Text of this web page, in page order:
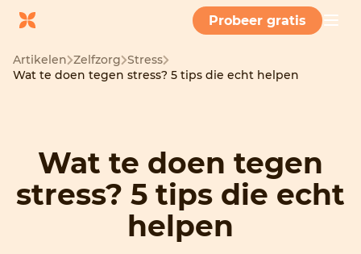
Probeer gratis
Artikelen Zelfzorg Stress
Wat te doen tegen stress? 5 tips die echt helpen
Wat te doen tegen
stress? 5 tips die echt
helpen